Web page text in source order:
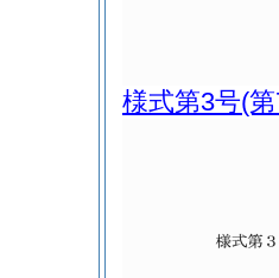
様式第3号(